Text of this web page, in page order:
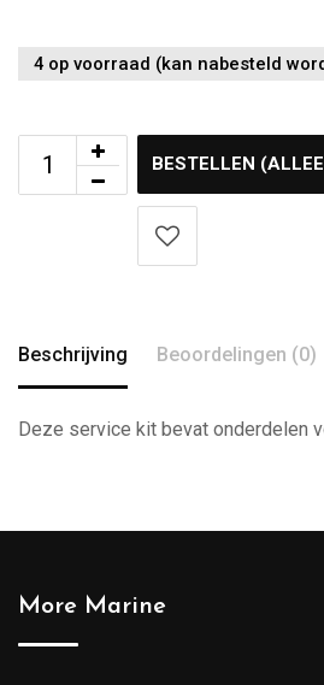
4 op voorraad (kan nabesteld
BESTELLEN
Beschrijving Beoordelingen (0)
Deze service kit bevat onderdelen
More Marine